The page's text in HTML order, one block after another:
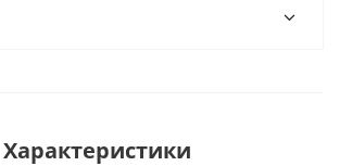
Характеристики